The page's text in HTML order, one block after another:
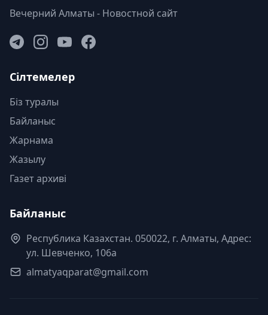
Вечерний Алматы - Новостной сайт
Сілтемелер
Біз туралы
Байланыс
Жарнама
Жазылу
Газет архиві
Байланыс
Республика Казахстан. 050022, г. Алматы, Адрес:
ул. Шевченко, 106а
almatyaqparat@gmail.com